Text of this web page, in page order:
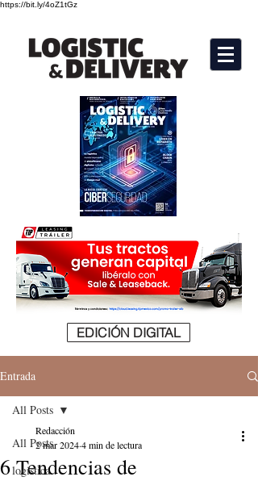
https://bit.ly/4oZ1tGz
EDICIÓN DIGITAL
Entrada
All Posts
logistica
All Posts
6 Tendencias de
Redacción
2 mar 20244 min de lectura